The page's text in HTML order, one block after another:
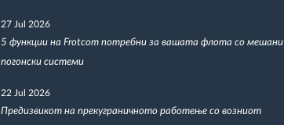
27 Jul 2026
5 функции на Frotcom потребни за вашата флота со мешани
погонски системи
22 Jul 2026
Предизвикот на прекуграничното работење со возниот